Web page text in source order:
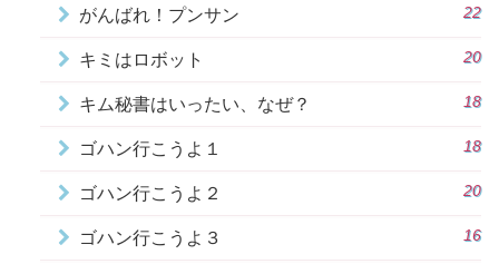
がんばれ！プンサン 22
キミはロボット 20
キム秘書はいったい、なぜ？ 18
ゴハン行こうよ１ 18
ゴハン行こうよ２ 20
ゴハン行こうよ３ 16